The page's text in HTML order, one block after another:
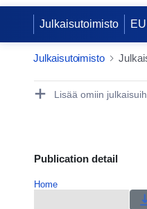
Julkaisutoimisto
Julkaisutoimisto
Publication
Lisää omiin
Publication detail
Home